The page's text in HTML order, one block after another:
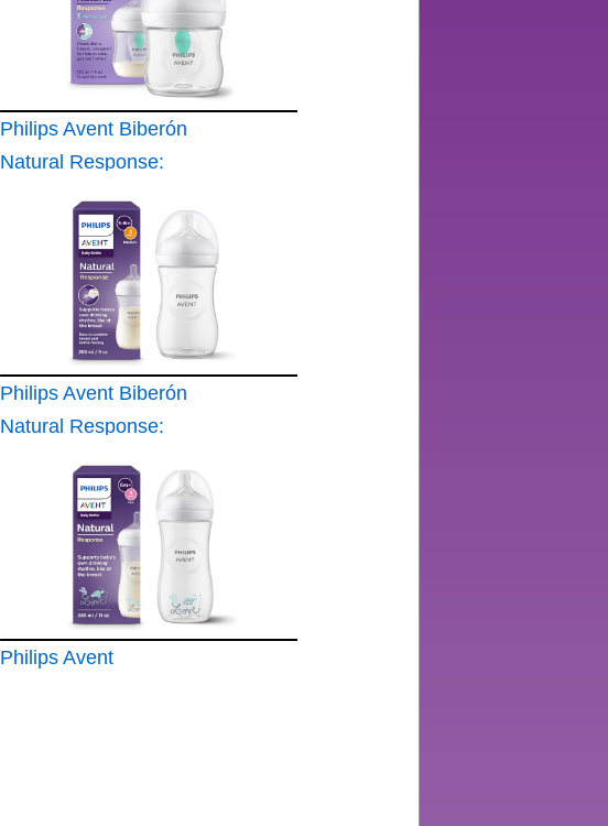
Philips Avent Biberón
Natural Response:
biberón de 125 ml
con sistema AirFree
Philips Avent Biberón
Natural Response:
biberón para bebés
recién nacidos de
Philips Avent